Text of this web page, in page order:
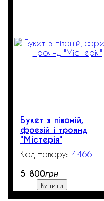
Букет з півоній,
фрезій і троянд
"Містерія"
4466
5 800грн
Купити